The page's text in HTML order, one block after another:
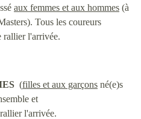
aux femmes et aux hommes (à
Tous les coureurs
rallier l'arrivée.
(filles et aux garçons né(e)s
et
l'arrivée.